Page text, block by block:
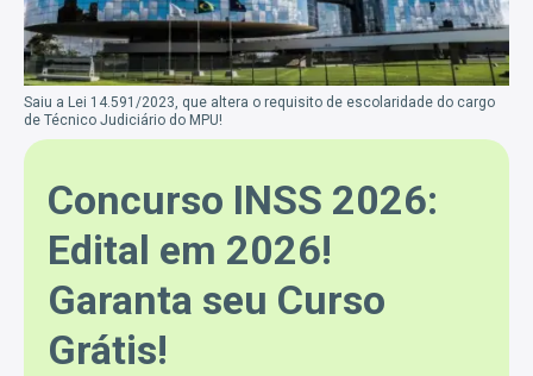
Saiu a Lei 14.591/2023, que altera o requisito de escolaridade do cargo
de Técnico Judiciário do MPU!
Concurso INSS 2026:
Edital em 2026!
Garanta seu Curso
Grátis!